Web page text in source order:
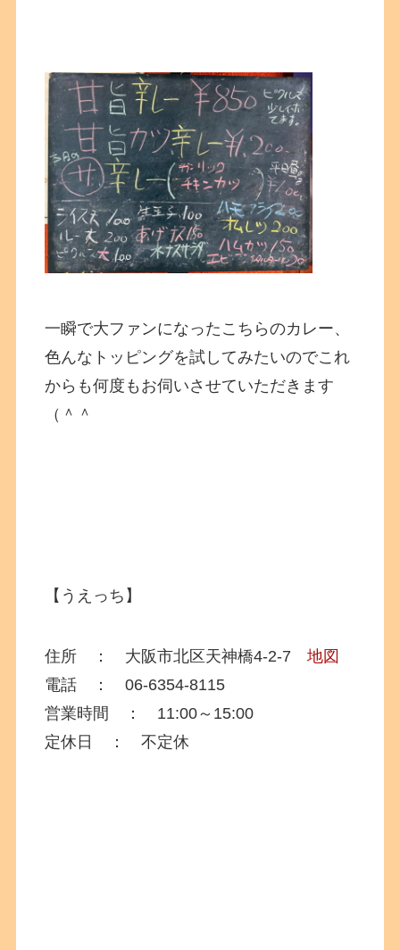
一瞬で大ファンになったこちらのカレー、
色んなトッピングを試してみたいのでこれ
からも何度もお伺いさせていただきます
（＾＾
【うえっち】
住所 ： 大阪市北区天神橋4-2-7
地図
電話 ： 06-6354-8115
営業時間 ： 11:00～15:00
定休日 ： 不定休